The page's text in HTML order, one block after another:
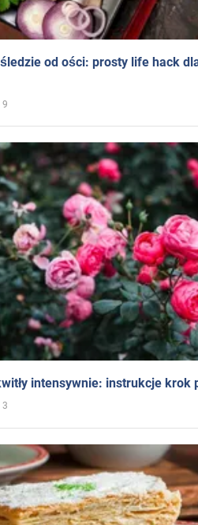
od ości: prosty life hack
9
intensywnie: instrukcje krok
3